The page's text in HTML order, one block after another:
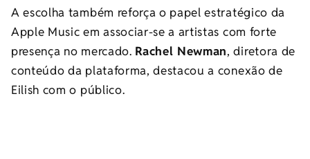
A escolha também reforça o papel estratégico da
Apple Music em associar-se a artistas com forte
presença no mercado. Rachel Newman, diretora de
conteúdo da plataforma, destacou a conexão de
Eilish com o público.